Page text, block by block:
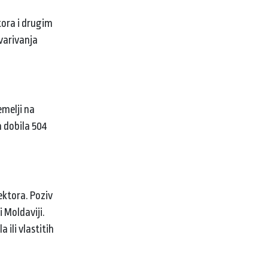
i drugim
na
dobila 504
Poziv
Moldaviji.
ili vlastitih